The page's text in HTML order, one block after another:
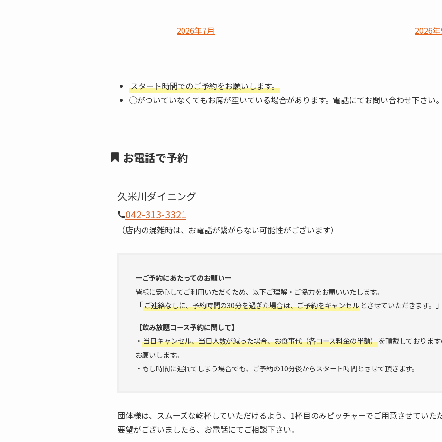
2026年7月 2026
スタート時間でのご予約をお願いします。
◯がついていなくてもお席が空いている場合があります。電話にてお問い合わせ下さい
お電話で予約
久米川ダイニング
042-313-3321
（店内の混雑時は、お電話が繋がらない可能性がございます）
ーご予約にあたってのお願いー
皆様に安心してご利用いただくため、以下ご理解・ご協力をお願いいたします。
「ご連絡なしに、予約時間の30分を過ぎた場合は、ご予約をキャンセル とさせていただきます。
【飲み放題コース予約に関して】
・ 当日キャンセル、当日人数が減った場合、お食事代（各コース料金の半額）を頂戴しておりま
お願いします。
・もし時間に遅れてしまう場合でも、ご予約の10分後からスタート時間とさせて頂きます。
団体様は、スムーズな乾杯していただけるよう、1杯目のみピッチャーでご用意させていた
要望がございましたら、お電話にてご相談下さい。